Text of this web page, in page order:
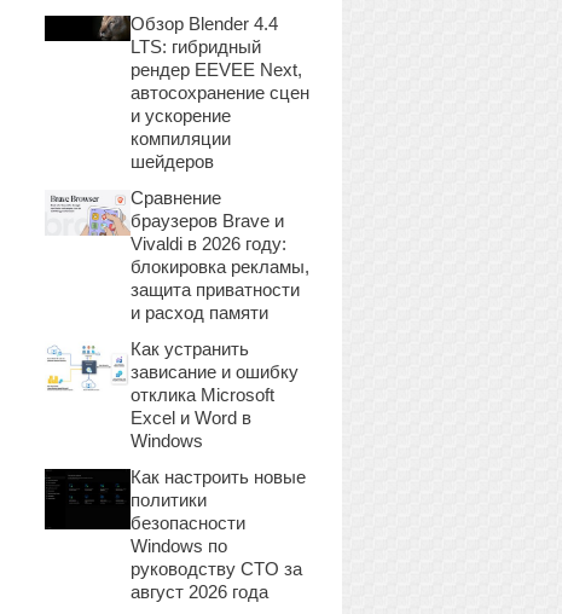
Обзор Blender 4.4
LTS: гибридный
рендер EEVEE Next,
автосохранение сцен
и ускорение
компиляции
шейдеров
Сравнение
браузеров Brave и
Vivaldi в 2026 году:
блокировка рекламы,
защита приватности
и расход памяти
Как устранить
зависание и ошибку
отклика Microsoft
Excel и Word в
Windows
Как настроить новые
политики
безопасности
Windows по
руководству CTO за
август 2026 года